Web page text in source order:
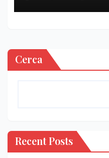
Cerca
Recent Posts